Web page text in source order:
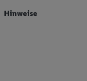
Hinweise